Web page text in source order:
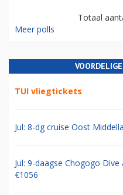
Totaal
Meer polls
TUI vliegtickets
Jul: 8-dg cruise Oost
Jul: 9-daagse Chogogo
€1056